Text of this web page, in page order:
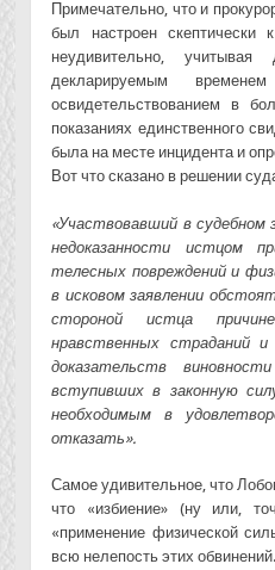
Примечательно, что и
был настроен скептически
неудивительно,
декларируемым
освидетельствованием в
показаниях единственного
была на месте инцидента и
Вот что сказано в решении
«Участвовавший в судебном
недоказанности истцом
телесных повреждений и
в исковом заявлении
стороной истца
нравственных страданий
доказательств
вступивших в законную
необходимым в
отказать».
Самое удивительное, что
что «избиение» (ну или,
«применение физической
всю нелепость этих обвинений.